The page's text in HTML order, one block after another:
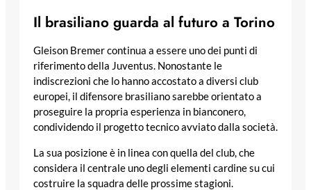
Il brasiliano guarda al futuro a Torino
Gleison Bremer continua a essere uno dei punti di
riferimento della Juventus. Nonostante le
indiscrezioni che lo hanno accostato a diversi club
europei, il difensore brasiliano sarebbe orientato a
proseguire la propria esperienza in bianconero,
condividendo il progetto tecnico avviato dalla società.
La sua posizione è in linea con quella del club, che
considera il centrale uno degli elementi cardine su cui
costruire la squadra delle prossime stagioni.